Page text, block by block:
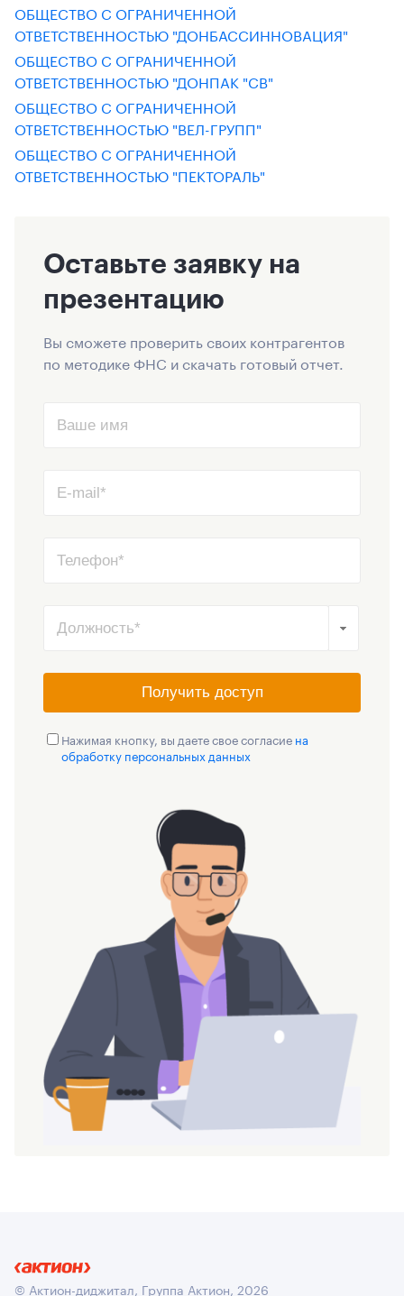
ОБЩЕСТВО С ОГРАНИЧЕННОЙ
ОТВЕТСТВЕННОСТЬЮ "ДОНБАССИННОВАЦИЯ"
ОБЩЕСТВО С ОГРАНИЧЕННОЙ
ОТВЕТСТВЕННОСТЬЮ "ДОНПАК "СВ"
ОБЩЕСТВО С ОГРАНИЧЕННОЙ
ОТВЕТСТВЕННОСТЬЮ "ВЕЛ-ГРУПП"
ОБЩЕСТВО С ОГРАНИЧЕННОЙ
ОТВЕТСТВЕННОСТЬЮ "ПЕКТОРАЛЬ"
Оставьте заявку на
презентацию
Вы сможете проверить своих контрагентов
по методике ФНС и скачать готовый отчет.
Получить доступ
Нажимая кнопку, вы даете свое согласие на
обработку персональных данных
© Актион-диджитал, Группа Актион, 2026